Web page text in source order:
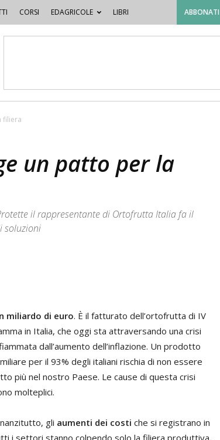
CORSI EDAGRICOLE LIBRI
filiera
un patto per la
il rappresentante di Ortofrutta Italia fa il
soluzioni
miliardo di euro. È il fatturato dell’ortofrutta di IV
in Italia, che oggi sta attraversando una crisi
dall’aumento dell’inflazione. Un prodotto
per il 93% degli italiani rischia di non essere
più nel nostro Paese. Le cause di questa crisi
molteplici.
gli aumenti dei costi che si registrano in
i settori stanno colpendo solo la filiera produttiva,